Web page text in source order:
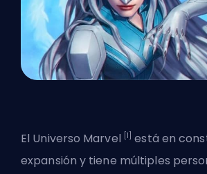
El Universo Marvel [1] está en
expansión y tiene múltiples